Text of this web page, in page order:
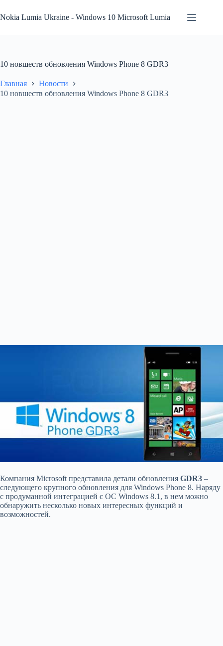
к
сути
Nokia Lumia Ukraine - Windows 10 Microsoft Lumia
10 новшеств обновления Windows Phone 8 GDR3
Главная
Новости
10 новшеств обновления Windows Phone 8 GDR3
Компания Microsoft представила детали обновления GDR3 –
следующего крупного обновления для Windows Phone 8. Наряду
с продуманной интеграцией с ОС Windows 8.1, в нем можно
обнаружить несколько новых интересных функций и
возможностей.